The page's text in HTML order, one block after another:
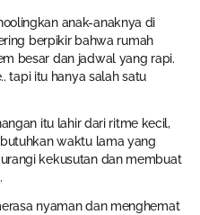
anak-anaknya di
berpikir bahwa rumah
besar dan jadwal yang rapi.
tapi itu hanya salah satu
itu lahir dari ritme kecil,
waktu lama yang
kekusutan dan membuat
nyaman dan menghemat